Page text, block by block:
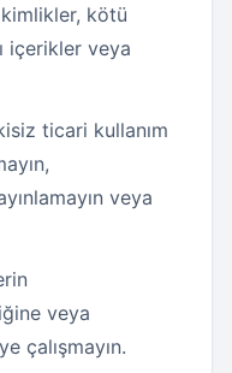
kötü
içerikler veya
ticari kullanım
veya
veya
çalışmayın.